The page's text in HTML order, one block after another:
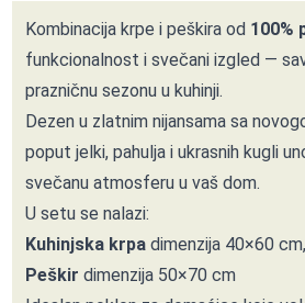
Kombinacija krpe i peškira od 100%
funkcionalnost i svečani izgled —
prazničnu sezonu u kuhinji.
Dezen u zlatnim nijansama sa
poput jelki, pahulja i ukrasnih kugli
svečanu atmosferu u vaš dom.
U setu se nalazi:
Kuhinjska krpa dimenzija 40×60 cm,
Peškir dimenzija 50×70 cm